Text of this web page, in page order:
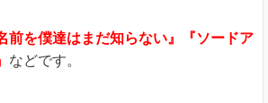
前を僕達はまだ知らない』『ソードア
などです。